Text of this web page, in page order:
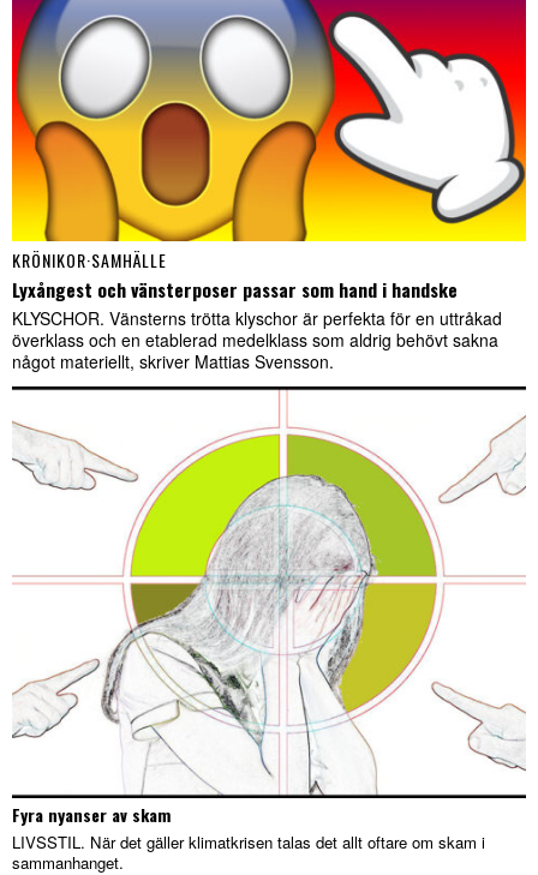
KRÖNIKOR·SAMHÄLLE
Lyxångest och vänsterposer passar som hand i handske
KLYSCHOR. Vänsterns trötta klyschor är perfekta för en uttråkad
överklass och en etablerad medelklass som aldrig behövt sakna
något materiellt, skriver Mattias Svensson.
Fyra nyanser av skam
LIVSSTIL. När det gäller klimatkrisen talas det allt oftare om skam i
sammanhanget.